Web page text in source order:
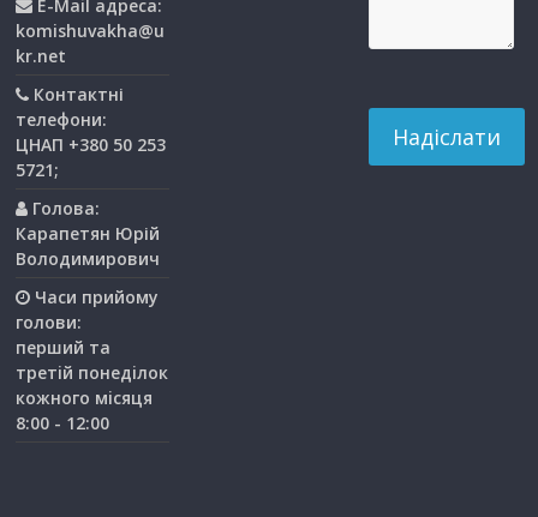
E-Mail адреса:
komishuvakha@u
kr.net
Контактні
телефони:
ЦНАП +380 50 253
5721;
Голова:
Карапетян Юрій
Володимирович
Часи прийому
голови:
перший та
третiй понедiлок
кожного мiсяця
8:00 - 12:00